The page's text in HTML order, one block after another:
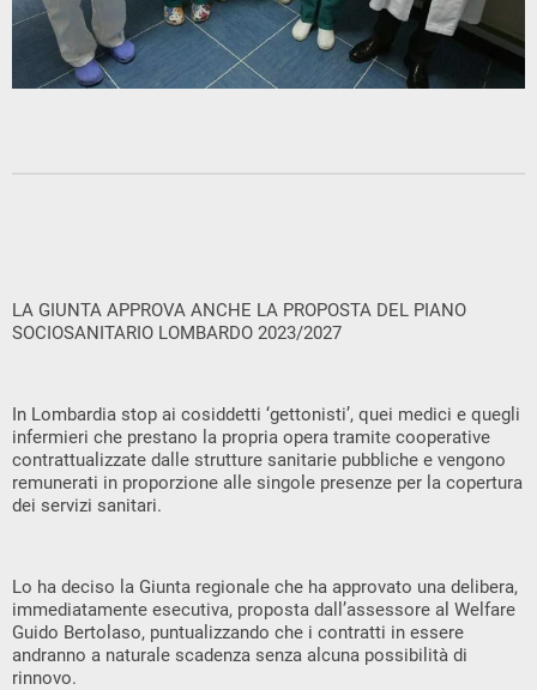
LA GIUNTA APPROVA ANCHE LA PROPOSTA DEL PIANO
SOCIOSANITARIO LOMBARDO 2023/2027
In Lombardia stop ai cosiddetti ‘gettonisti’, quei medici e quegli
infermieri che prestano la propria opera tramite cooperative
contrattualizzate dalle strutture sanitarie pubbliche e vengono
remunerati in proporzione alle singole presenze per la copertura
dei servizi sanitari.
Lo ha deciso la Giunta regionale che ha approvato una delibera,
immediatamente esecutiva, proposta dall’assessore al Welfare
Guido Bertolaso, puntualizzando che i contratti in essere
andranno a naturale scadenza senza alcuna possibilità di
rinnovo.